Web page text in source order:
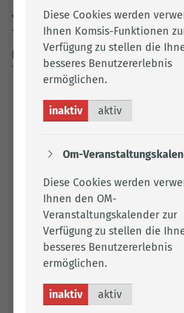
Was sind die Neuerungen aus dem
Downloadangebote
Frau Weiss
Tel.:04471 15 226
Fax: 04471 15 430
1.007
Links
Anleitungsvideo Eingabe der
wirksamer Substanzen
Diese Cookies werden
Ihnen Komsis-Funktionen
Verfügung zu stellen die
besseres Benutzererlebnis
ermöglichen.
inaktiv aktiv
Om-
Diese Cookies werden
Ihnen den OM-
Veranstaltungskalender zur
Verfügung zu stellen die
besseres Benutzererlebnis
ermöglichen.
inaktiv aktiv